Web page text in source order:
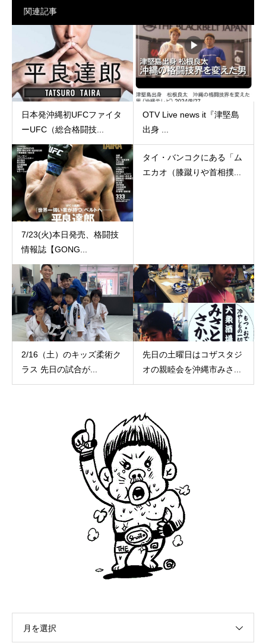
関連記事
日本発沖縄初UFCファイタ
ーUFC（総合格闘技...
OTV Live news it『津堅島
出身 ...
7/23(火)本日発売、格闘技
情報誌【GONG...
タイ・バンコクにある「ム
エカオ（膝蹴りや首相撲...
2/16（土）のキッズ柔術ク
ラス 先日の試合が...
先日の土曜日はコザスタジ
オの親睦会を沖縄市みさ...
月を選択